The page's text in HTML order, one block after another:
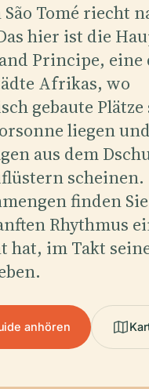
Tomé riecht
hier ist die
Principe,
Afrikas, wo
gebaute
liegen
aus dem
scheinen.
finden
Rhythmus
hat, im Takt
anhören